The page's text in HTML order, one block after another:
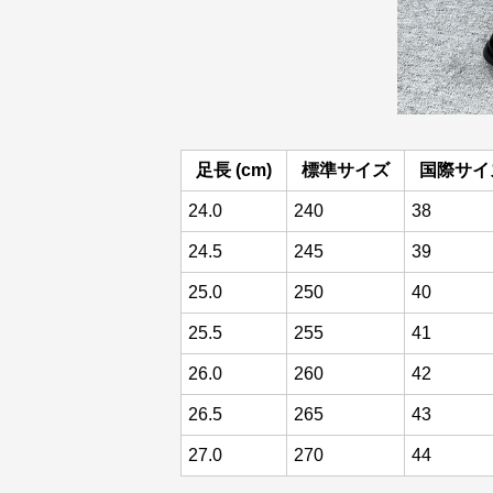
足長 (cm) 標準サイズ 国際サ
24.0 240 38
24.5 245 39
25.0 250 40
25.5 255 41
26.0 260 42
26.5 265 43
27.0 270 44